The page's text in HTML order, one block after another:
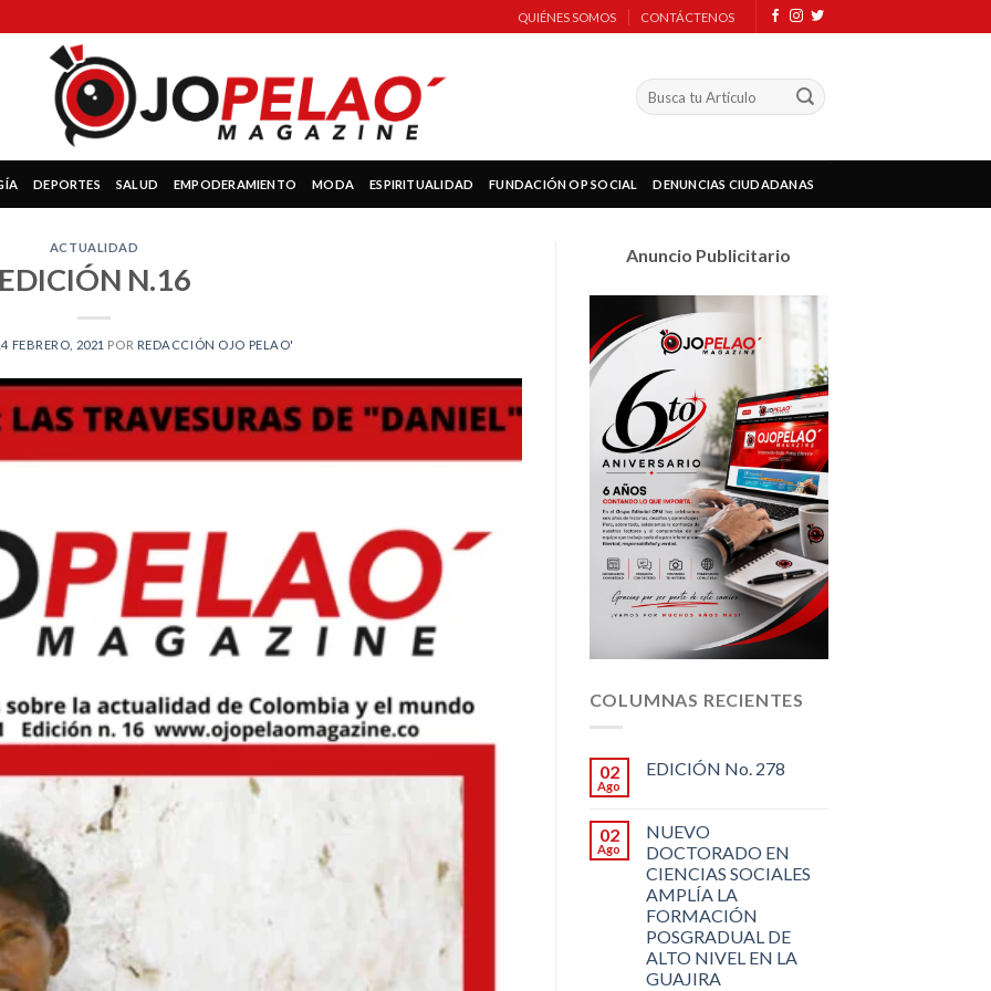
QUIÉNES SOMOS CONTÁCTENOS
DEPORTES SALUD EMPODERAMIENTO MODA ESPIRITUALIDAD FUNDACIÓN OP SOCIAL DENUNCIAS CIUDADANAS
ACTUALIDAD
N.16
FEBRERO, 2021 POR REDACCIÓN OJO PELAO'
Anuncio Publicitario
COLUMNAS RECIENTES
02
Ago
EDICIÓN No. 278
02
Ago
NUEVO
DOCTORADO EN
CIENCIAS SOCIALES
AMPLÍA LA
FORMACIÓN
POSGRADUAL DE
ALTO NIVEL EN LA
GUAJIRA